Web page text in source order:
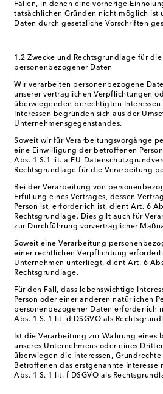
Fällen, in denen eine vorherige
tatsächlichen Gründen nicht möglich ist
Daten durch gesetzliche Vorschriften
1.2 Zwecke und Rechtsgrundlage für
personenbezogener Daten
Wir verarbeiten personenbezogene
unserer vertraglichen Verpflichtungen
überwiegenden berechtigten
Interessen begründen sich aus der
Unternehmensgegenstandes.
Soweit wir für Verarbeitungsvorgänge
eine Einwilligung der betroffenen
Abs. 1 S.1 lit. a EU-
Rechtsgrundlage für die Verarbeitung
Bei der Verarbeitung von
Erfüllung eines Vertrages, dessen
Person ist, erforderlich ist, dient Art. 6
Rechtsgrundlage. Dies gilt auch für
zur Durchführung vorvertraglicher
Soweit eine Verarbeitung
einer rechtlichen Verpflichtung
Unternehmen unterliegt, dient Art. 6
Rechtsgrundlage.
Für den Fall, dass lebenswichtige
Person oder einer anderen natürlichen
personenbezogener Daten erforderlich
Abs. 1 S. 1 lit. d DSGVO als
Ist die Verarbeitung zur Wahrung eines
unseres Unternehmens oder eines
überwiegen die Interessen,
Betroffenen das erstgenannte Interesse
Abs. 1 S. 1 lit. f DSGVO als